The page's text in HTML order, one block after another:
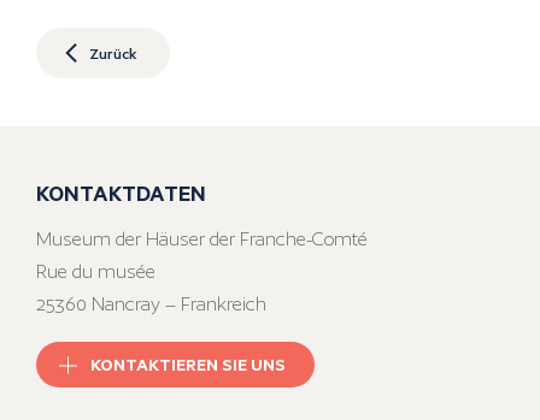
Zurück
KONTAKTDATEN
Museum der Häuser der Franche-Comté
Rue du musée
25360 Nancray – Frankreich
KONTAKTIEREN SIE UNS